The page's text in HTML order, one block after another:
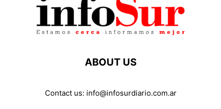
ABOUT US
Contact us: info@infosurdiario.com.ar